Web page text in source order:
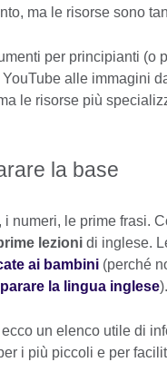
ma le risorse sono
per principianti (o
alle immagini
le risorse più
la base
i numeri, le prime frasi.
lezioni di inglese.
ai bambini (perché
la lingua inglese).
un elenco utile di
i più piccoli e per